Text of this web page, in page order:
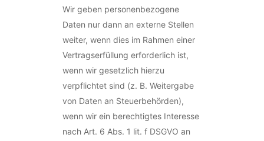
Wir geben personenbezogene
Daten nur dann an externe Stellen
weiter, wenn dies im Rahmen einer
Vertragserfüllung erforderlich ist,
wenn wir gesetzlich hierzu
verpflichtet sind (z. B. Weitergabe
von Daten an Steuerbehörden),
wenn wir ein berechtigtes Interesse
nach Art. 6 Abs. 1 lit. f DSGVO an